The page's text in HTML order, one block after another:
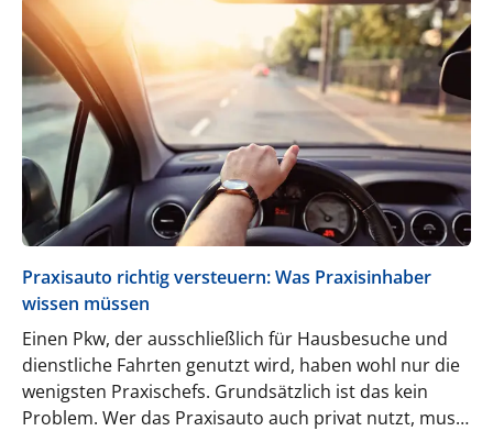
Praxisauto richtig versteuern: Was Praxisinhaber
wissen müssen
Einen Pkw, der ausschließlich für Hausbesuche und
dienstliche Fahrten genutzt wird, haben wohl nur die
wenigsten Praxischefs. Grundsätzlich ist das kein
Problem. Wer das Praxisauto auch privat nutzt, muss